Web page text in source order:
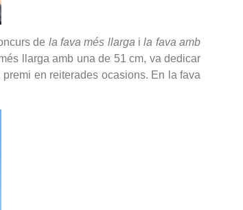
de la fava més llarga ila fava amb
llarga amb una de 51 cm, va dedicar
en reiterades ocasions. En la fava